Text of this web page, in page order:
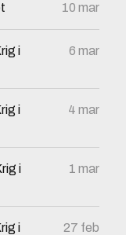
10 mar
i
6 mar
i
4 mar
i
1 mar
i
27 feb